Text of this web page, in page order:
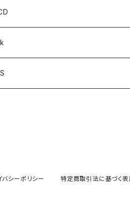
Activities
Catalogue
バシーポリシー 特定商取引法に基づく表